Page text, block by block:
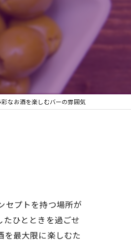
彩なお酒を楽しむバーの雰囲気
セプトを持つ場所が
たひとときを過ごせ
を最大限に楽しむた